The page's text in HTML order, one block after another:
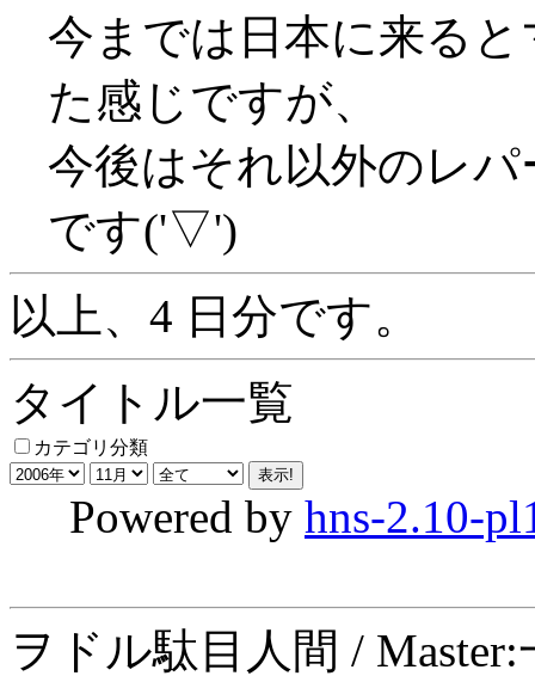
今までは日本に来る
た感じですが、
今後はそれ以外のレ
です('▽')
以上、4 日分です。
タイトル一覧
カテゴリ分類
Powered by hns-2.10-
ヲドル駄目人間 /